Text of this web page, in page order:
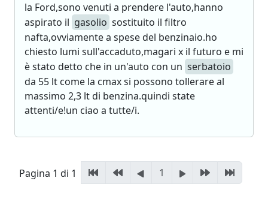
la Ford,sono venuti a prendere l'auto,hanno
aspirato il gasolio sostituito il filtro
nafta,ovviamente a spese del benzinaio.ho
chiesto lumi sull'accaduto,magari x il futuro e mi
è stato detto che in un'auto con un serbatoio
da 55 lt come la cmax si possono tollerare al
massimo 2,3 lt di benzina.quindi state
attenti/e!un ciao a tutte/i.
Pagina 1 di 1 1